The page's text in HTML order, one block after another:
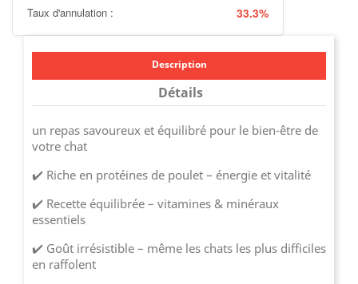
Taux d'annulation : 33.3%
Description
Détails
un repas savoureux et équilibré pour le bien-être de
votre chat
✔️ Riche en protéines de poulet – énergie et vitalité
✔️ Recette équilibrée – vitamines & minéraux
essentiels
✔️ Goût irrésistible – même les chats les plus difficiles
en raffolent